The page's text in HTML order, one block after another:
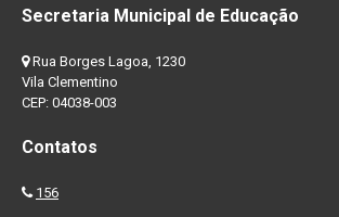
Secretaria Municipal de Educação
Rua Borges Lagoa, 1230
Vila Clementino
CEP: 04038-003
Contatos
156